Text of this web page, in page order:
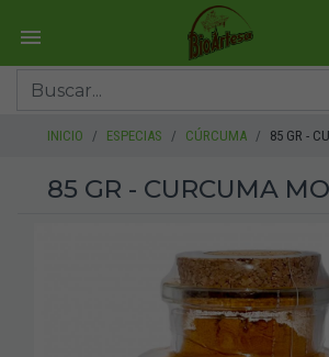
INICIO ESPECIAS CÚRCUMA 85 GR -
85 GR - CURCUMA